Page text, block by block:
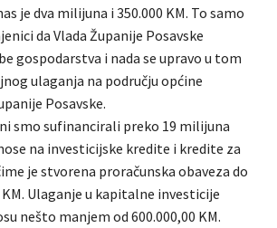
je dva milijuna i 350.000 KM. To samo
da Vlada Županije Posavske
gospodarstva i nada se upravo u tom
ulaganja na području općine
Posavske.
smo sufinancirali preko 19 milijuna
na investicijske kredite i kredite za
je stvorena proračunska obaveza do
KM. Ulaganje u kapitalne investicije
nešto manjem od 600.000,00 KM.